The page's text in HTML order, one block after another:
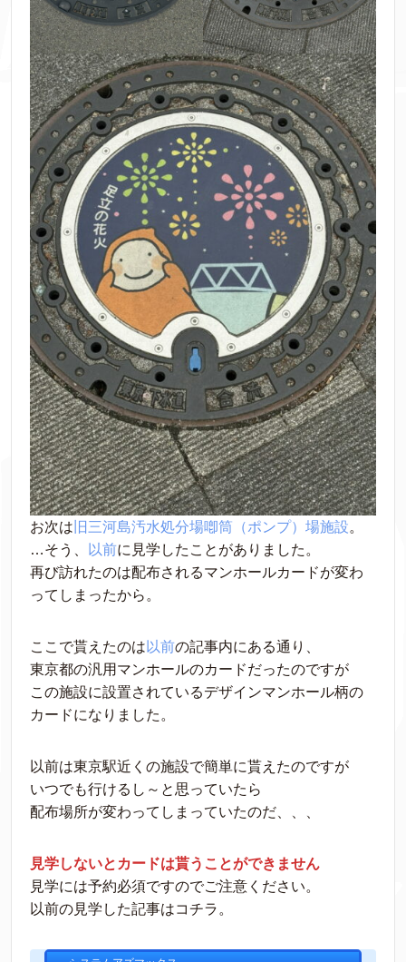
お次は 旧三河島汚水処分場喞筒（ポンプ）場施設。
…そう、
以前に見学したことがありました。
再び訪れたのは配布されるマンホールカードが変わ
ってしまったから。
ここで貰えたのは 以前の記事内にある通り、
東京都の汎用マンホールのカードだったのですが
この施設に設置されているデザインマンホール柄の
カードになりました。
以前は東京駅近くの施設で簡単に貰えたのですが
いつでも行けるし～と思っていたら
配布場所が変わってしまっていたのだ、、、
見学しないとカードは貰うことができません
見学には予約必須ですのでご注意ください。
以前の見学した記事はコチラ。